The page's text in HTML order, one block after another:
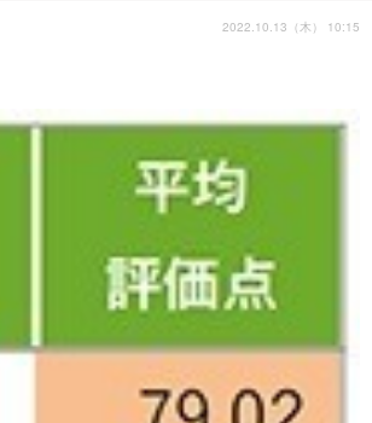
2022.10.13（木） 10:15